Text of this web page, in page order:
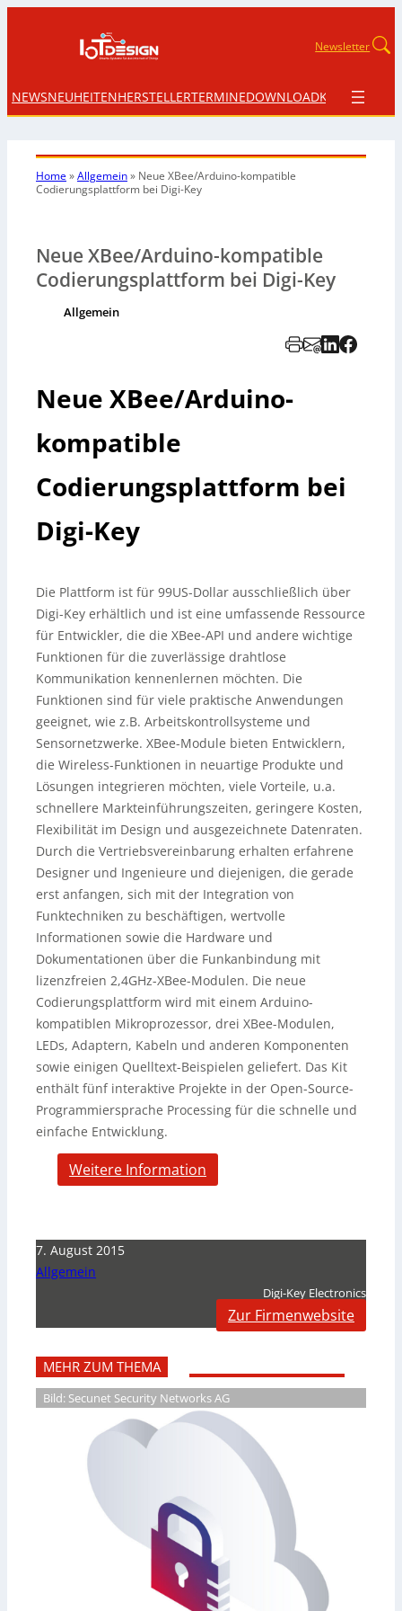
Newsletter
NEWSNEUHEITENHERSTELLERTERMINEDOWNLOADKONTAKT
Home»Allgemein» Neue XBee/Arduino-kompatible
Codierungsplattform bei Digi-Key
Neue XBee/Arduino-kompatible
Codierungsplattform bei Digi-Key
Allgemein
Neue XBee/Arduino-
kompatible
Codierungsplattform bei
Digi-Key
Die Plattform ist für 99US-Dollar ausschließlich über
Digi-Key erhältlich und ist eine umfassende Ressource
für Entwickler, die die XBee-API und andere wichtige
Funktionen für die zuverlässige drahtlose
Kommunikation kennenlernen möchten. Die
Funktionen sind für viele praktische Anwendungen
geeignet, wie z.B. Arbeitskontrollsysteme und
Sensornetzwerke. XBee-Module bieten Entwicklern,
die Wireless-Funktionen in neuartige Produkte und
Lösungen integrieren möchten, viele Vorteile, u.a.
schnellere Markteinführungszeiten, geringere Kosten,
Flexibilität im Design und ausgezeichnete Datenraten.
Durch die Vertriebsvereinbarung erhalten erfahrene
Designer und Ingenieure und diejenigen, die gerade
erst anfangen, sich mit der Integration von
Funktechniken zu beschäftigen, wertvolle
Informationen sowie die Hardware und
Dokumentationen über die Funkanbindung mit
lizenzfreien 2,4GHz-XBee-Modulen. Die neue
Codierungsplattform wird mit einem Arduino-
kompatiblen Mikroprozessor, drei XBee-Modulen,
LEDs, Adaptern, Kabeln und anderen Komponenten
sowie einigen Quelltext-Beispielen geliefert. Das Kit
enthält fünf interaktive Projekte in der Open-Source-
Programmiersprache Processing für die schnelle und
einfache Entwicklung.
Weitere Information
7. August 2015
Allgemein
Digi-Key Electronics
Zur Firmenwebsite
MEHR ZUM THEMA
Bild: Secunet Security Networks AG